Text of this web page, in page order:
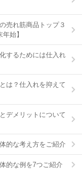
売れ筋商品トップ３
始】
するためには仕入れ
は？仕入れを抑えて
デメリットについて
的な考え方をご紹介
的な例を7つご紹介